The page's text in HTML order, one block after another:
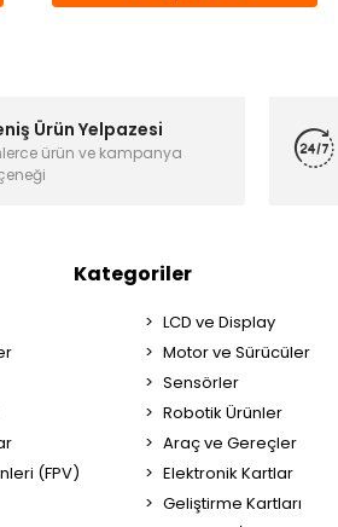
Ürün Yelpazesi
ürün ve kampanya
Kategoriler
(FPV)
LCD ve Display
Motor ve Sürücüler
Sensörler
Robotik Ürünler
Araç ve Gereçler
Elektronik Kartlar
Geliştirme Kartları